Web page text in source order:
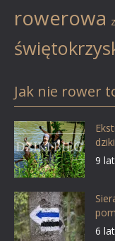
rowerowa
Jak nie rower
9
6